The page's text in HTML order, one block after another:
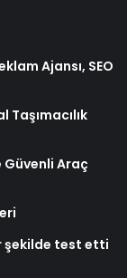
Ajansı, SEO
Taşımacılık
Araç
şekilde test etti